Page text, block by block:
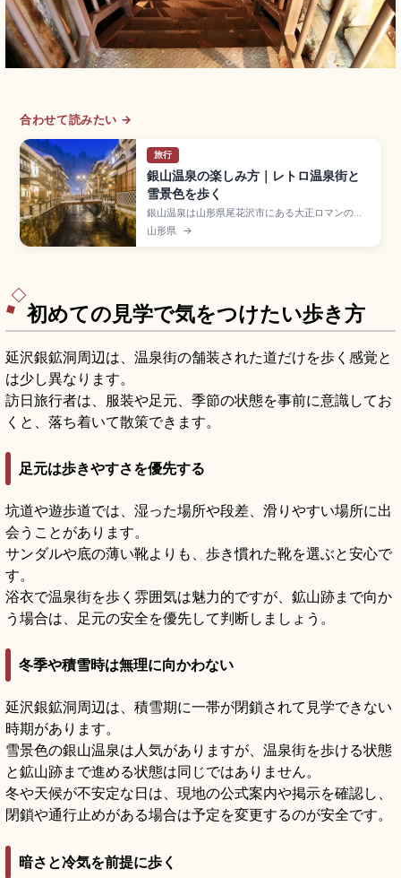
合わせて読みたい →
旅行
銀山温泉の楽しみ方｜レトロ温泉街と
雪景色を歩く
銀山温泉は山形県尾花沢市にある大正ロマンの温
泉街で、銀山川沿いに並ぶ木造多層建築の旅館と
ガス灯、雪景色の幻想的な街並みで知られる名
山形県 →
初めての見学で気をつけたい歩き方
延沢銀鉱洞周辺は、温泉街の舗装された道だけを歩く感覚と
は少し異なります。
訪日旅行者は、服装や足元、季節の状態を事前に意識してお
くと、落ち着いて散策できます。
足元は歩きやすさを優先する
坑道や遊歩道では、湿った場所や段差、滑りやすい場所に出
会うことがあります。
サンダルや底の薄い靴よりも、歩き慣れた靴を選ぶと安心で
す。
浴衣で温泉街を歩く雰囲気は魅力的ですが、鉱山跡まで向か
う場合は、足元の安全を優先して判断しましょう。
冬季や積雪時は無理に向かわない
延沢銀鉱洞周辺は、積雪期に一帯が閉鎖されて見学できない
時期があります。
雪景色の銀山温泉は人気がありますが、温泉街を歩ける状態
と鉱山跡まで進める状態は同じではありません。
冬や天候が不安定な日は、現地の公式案内や掲示を確認し、
閉鎖や通行止めがある場合は予定を変更するのが安全です。
暗さと冷気を前提に歩く